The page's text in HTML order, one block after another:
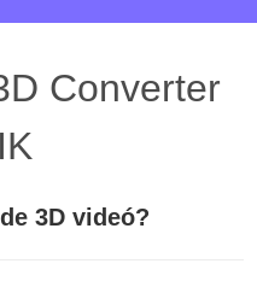
Converter
3D videó?